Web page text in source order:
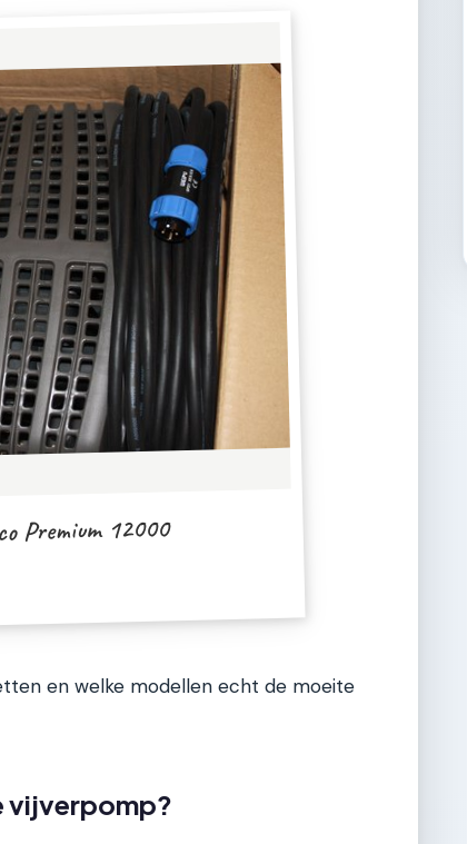
Premium 12000
en welke modellen echt de moeite
vijverpomp?